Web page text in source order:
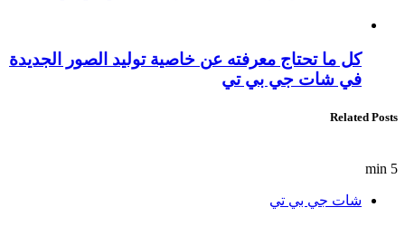
كل ما تحتاج معرفته عن خاصية توليد الصور الجديدة
في شات جي بي تي
Related Posts
5 min
شات جي بي تي